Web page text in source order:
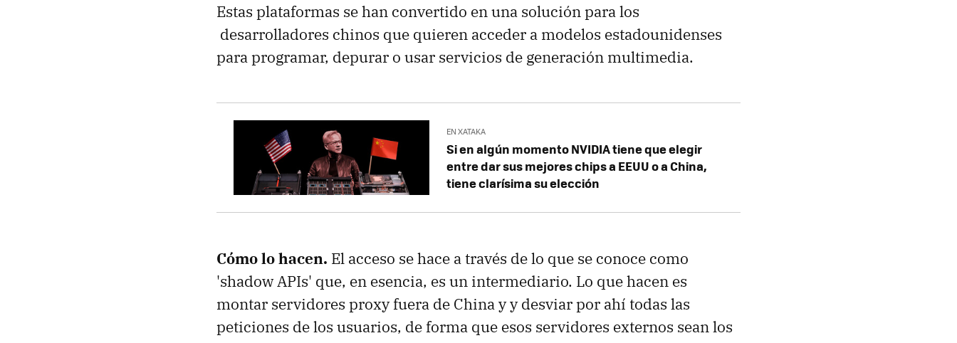
Estas plataformas se han convertido en una solución para los
desarrolladores chinos que quieren acceder a modelos estadounidenses
para programar, depurar o usar servicios de generación multimedia.
EN XATAKA
Si en algún momento NVIDIA tiene que elegir
entre dar sus mejores chips a EEUU o a China,
tiene clarísima su elección
Cómo lo hacen. El acceso se hace a través de lo que se conoce como
'shadow APIs' que, en esencia, es un intermediario. Lo que hacen es
montar servidores proxy fuera de China y y desviar por ahí todas las
peticiones de los usuarios, de forma que esos servidores externos sean los